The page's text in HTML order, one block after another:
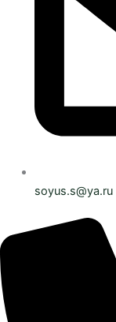
soyus.s@ya.ru